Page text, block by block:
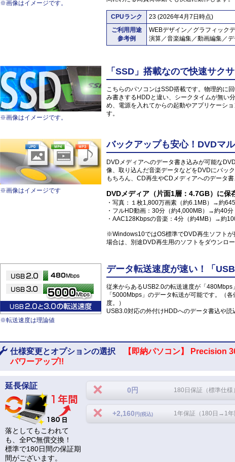
※画像はイメージです。
CPUランク
23 (2026年4月7日時点)
ご利用用途
参考例
WEBデザイン／グラフィック
演算／音楽編集／動画編集／
※画像はイメージです。
「SSD」搭載なので快速サク
こちらのパソコンはSSD搭載です。物理的に
み書きするHDDと違い、シークタイムが無い
め、電源を入れてからの起動やアプリケーシ
す。
※画像はイメージです
バックアップも安心！DVDマ
DVDメディアへのデータ書き込みが可能な
像、取り込んだ音楽データなどをDVDにバッ
もちろん、CD再生やCDメディアへのデータ
DVDメディア（片面1層：4.7GB）に保
・写真：１枚1,800万画素（約6.1MB）→約
・フルHD動画：30分（約4,000MB）→約40分
・AAC128Kbpsの音楽：4分（約4MB）→約
※Windows10ではOS標準でDVD再生ソフト
場合は、別途DVD再生用のソフトをダウンロ
※転送速度は理論値
データ転送速度が速い！「
従来からあるUSB2.0の転送速度が「
「5000Mbps」のデータ転送が可能です。（
度。）
USB3.0対応の外付けHDDへのデータ書込や読
仕様変更とオプションの選択
【即納パソコン】 Precision
パワーアップ!!
延長保証
落としてもこわれて
も、全PC無償交換！
標準で180日間の保証期
間がございます。
0円 180日保証（標準仕様）
+2,160 円(税込) 1年保証（180日→1年